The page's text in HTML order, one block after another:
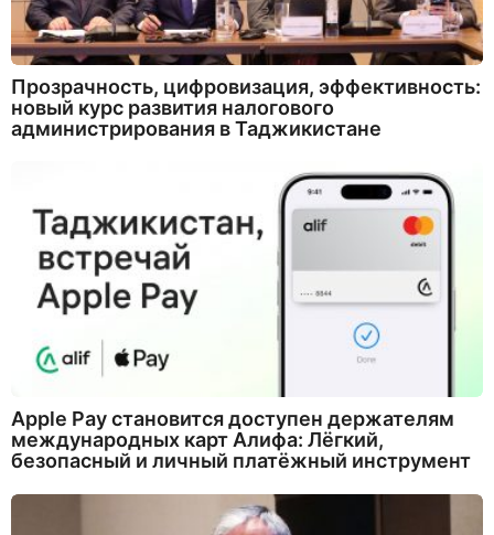
Прозрачность, цифровизация, эффективность:
новый курс развития налогового
администрирования в Таджикистане
Apple Pay становится доступен держателям
международных карт Алифа: Лёгкий,
безопасный и личный платёжный инструмент